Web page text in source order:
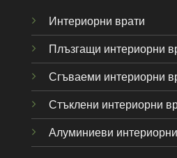
Интериорни врати
Плъзгащи интериорни
Сгъваеми интериорни
Стъклени интериорни
Алуминиеви